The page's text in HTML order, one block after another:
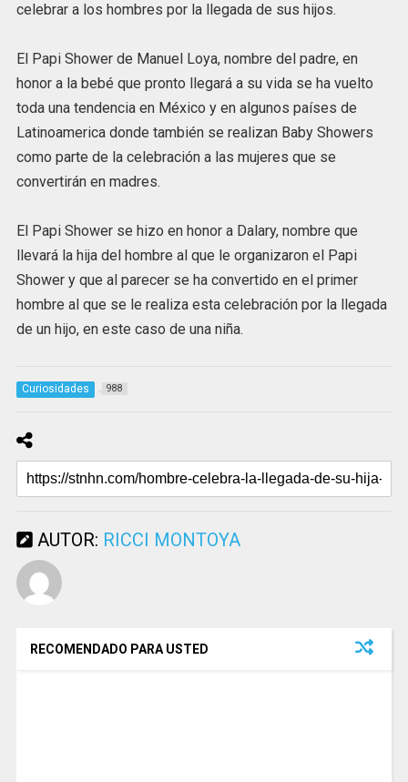
celebrar a los hombres por la llegada de sus hijos.
El Papi Shower de Manuel Loya, nombre del padre, en
honor a la bebé que pronto llegará a su vida se ha vuelto
toda una tendencia en México y en algunos países de
Latinoamerica donde también se realizan Baby Showers
como parte de la celebración a las mujeres que se
convertirán en madres.
El Papi Shower se hizo en honor a Dalary, nombre que
llevará la hija del hombre al que le organizaron el Papi
Shower y que al parecer se ha convertido en el primer
hombre al que se le realiza esta celebración por la llegada
de un hijo, en este caso de una niña.
Curiosidades 988
AUTOR: RICCI MONTOYA
RECOMENDADO PARA USTED